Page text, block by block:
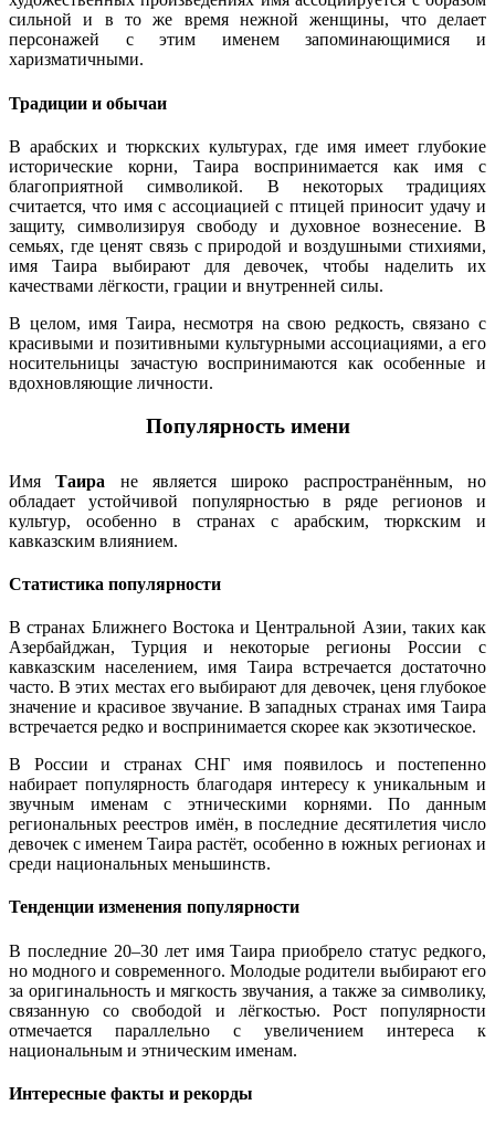
сильной и в то же время нежной женщины, что делает
персонажей с этим именем запоминающимися и
харизматичными.
Традиции и обычаи
В арабских и тюркских культурах, где имя имеет глубокие
исторические корни, Таира воспринимается как имя с
благоприятной символикой. В некоторых традициях
считается, что имя с ассоциацией с птицей приносит удачу и
защиту, символизируя свободу и духовное вознесение. В
семьях, где ценят связь с природой и воздушными стихиями,
имя Таира выбирают для девочек, чтобы наделить их
качествами лёгкости, грации и внутренней силы.
В целом, имя Таира, несмотря на свою редкость, связано с
красивыми и позитивными культурными ассоциациями, а его
носительницы зачастую воспринимаются как особенные и
вдохновляющие личности.
Популярность имени
ИмяТаира не является широко распространённым, но
обладает устойчивой популярностью в ряде регионов и
культур, особенно в странах с арабским, тюркским и
кавказским влиянием.
Статистика популярности
В странах Ближнего Востока и Центральной Азии, таких как
Азербайджан, Турция и некоторые регионы России с
кавказским населением, имя Таира встречается достаточно
часто. В этих местах его выбирают для девочек, ценя глубокое
значение и красивое звучание. В западных странах имя Таира
встречается редко и воспринимается скорее как экзотическое.
В России и странах СНГ имя появилось и постепенно
набирает популярность благодаря интересу к уникальным и
звучным именам с этническими корнями. По данным
региональных реестров имён, в последние десятилетия число
девочек с именем Таира растёт, особенно в южных регионах и
среди национальных меньшинств.
Тенденции изменения популярности
В последние 20–30 лет имя Таира приобрело статус редкого,
но модного и современного. Молодые родители выбирают его
за оригинальность и мягкость звучания, а также за символику,
связанную со свободой и лёгкостью. Рост популярности
отмечается параллельно с увеличением интереса к
национальным и этническим именам.
Интересные факты и рекорды